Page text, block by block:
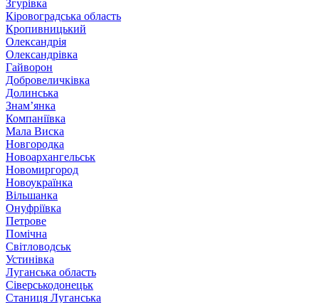
Згурівка
Кіровоградська область
Кропивницький
Олександрія
Олександрівка
Гайворон
Добровеличківка
Долинська
Знам’янка
Компаніївка
Мала Виска
Новгородка
Новоархангельськ
Новомиргород
Новоукраїнка
Вільшанка
Онуфріївка
Петрове
Помічна
Світловодськ
Устинівка
Луганська область
Сіверськодонецьк
Станиця Луганська